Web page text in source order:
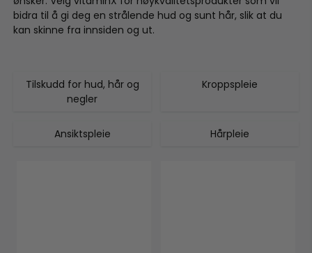
bidra til å gi deg en strålende hud og sunt hår, slik at du
kan skinne fra innsiden og ut.
Tilskudd for hud, hår og
negler
Kroppspleie
Ansiktspleie Hårpleie